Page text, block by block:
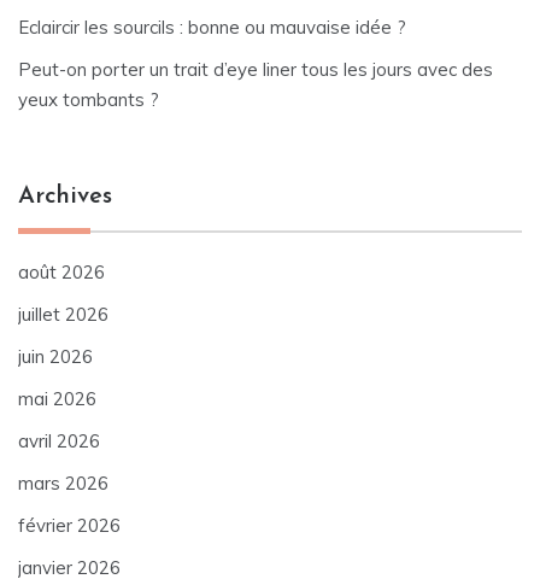
Eclaircir les sourcils : bonne ou mauvaise idée ?
Peut-on porter un trait d’eye liner tous les jours avec des
yeux tombants ?
Archives
août 2026
juillet 2026
juin 2026
mai 2026
avril 2026
mars 2026
février 2026
janvier 2026